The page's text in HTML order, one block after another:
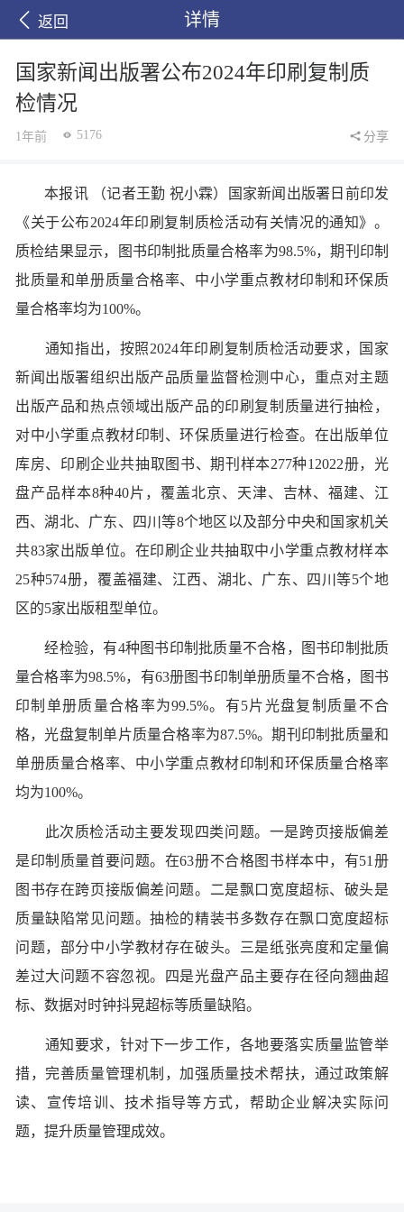
返回 详情
国家新闻出版署公布2024年印刷复制质
检情况
1年前 5176 分享
本报讯 （记者王勤 祝小霖）国家新闻出版署日前印发
《关于公布2024年印刷复制质检活动有关情况的通知》。
质检结果显示，图书印制批质量合格率为98.5%，期刊印制
批质量和单册质量合格率、中小学重点教材印制和环保质
量合格率均为100%。
通知指出，按照2024年印刷复制质检活动要求，国家
新闻出版署组织出版产品质量监督检测中心，重点对主题
出版产品和热点领域出版产品的印刷复制质量进行抽检，
对中小学重点教材印制、环保质量进行检查。在出版单位
库房、印刷企业共抽取图书、期刊样本277种12022册，光
盘产品样本8种40片，覆盖北京、天津、吉林、福建、江
西、湖北、广东、四川等8个地区以及部分中央和国家机关
共83家出版单位。在印刷企业共抽取中小学重点教材样本
25种574册，覆盖福建、江西、湖北、广东、四川等5个地
区的5家出版租型单位。
经检验，有4种图书印制批质量不合格，图书印制批质
量合格率为98.5%，有63册图书印制单册质量不合格，图书
印制单册质量合格率为99.5%。有5片光盘复制质量不合
格，光盘复制单片质量合格率为87.5%。期刊印制批质量和
单册质量合格率、中小学重点教材印制和环保质量合格率
均为100%。
此次质检活动主要发现四类问题。一是跨页接版偏差
是印制质量首要问题。在63册不合格图书样本中，有51册
图书存在跨页接版偏差问题。二是飘口宽度超标、破头是
质量缺陷常见问题。抽检的精装书多数存在飘口宽度超标
问题，部分中小学教材存在破头。三是纸张亮度和定量偏
差过大问题不容忽视。四是光盘产品主要存在径向翘曲超
标、数据对时钟抖晃超标等质量缺陷。
通知要求，针对下一步工作，各地要落实质量监管举
措，完善质量管理机制，加强质量技术帮扶，通过政策解
读、宣传培训、技术指导等方式，帮助企业解决实际问
题，提升质量管理成效。